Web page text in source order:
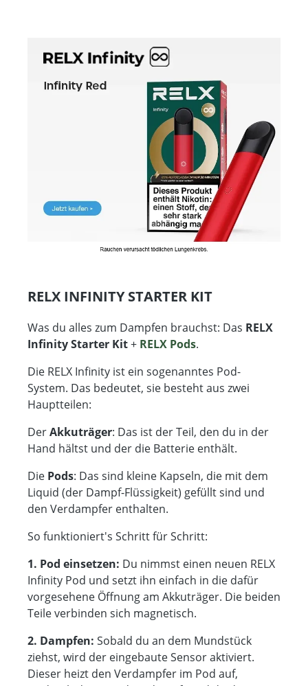
RELX INFINITY STARTER KIT
Was du alles zum Dampfen brauchst: Das RELX
Infinity Starter Kit+ RELX Pods.
Die RELX Infinity ist ein sogenanntes Pod-
System. Das bedeutet, sie besteht aus zwei
Hauptteilen:
DerAkkuträger: Das ist der Teil, den du in der
Hand hältst und der die Batterie enthält.
Die Pods: Das sind kleine Kapseln, die mit dem
Liquid (der Dampf-Flüssigkeit) gefüllt sind und
den Verdampfer enthalten.
So funktioniert's Schritt für Schritt:
1. Pod einsetzen: Du nimmst einen neuen RELX
Infinity Pod und setzt ihn einfach in die dafür
vorgesehene Öffnung am Akkuträger. Die beiden
Teile verbinden sich magnetisch.
2. Dampfen: Sobald du an dem Mundstück
ziehst, wird der eingebaute Sensor aktiviert.
Dieser heizt den Verdampfer im Pod auf,